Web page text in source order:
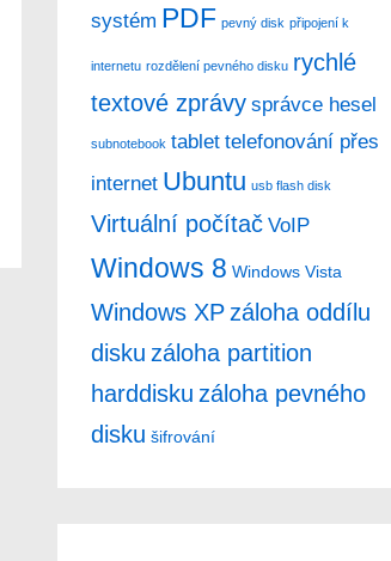
systém PDF pevný disk připojení k
internetu rozdělení pevného disku rychlé
textové zprávy správce hesel
subnotebook tablet telefonování přes
internet Ubuntu usb flash disk
Virtuální počítač VoIP
Windows 8 Windows Vista
Windows XP záloha oddílu
disku záloha partition
harddisku záloha pevného
disku šifrování